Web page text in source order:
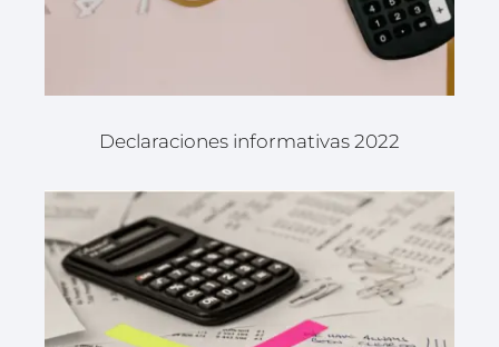
Declaraciones informativas 2022